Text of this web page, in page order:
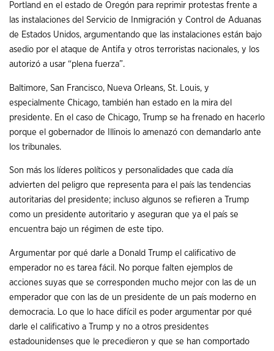
Portland en el estado de Oregón para reprimir protestas frente a
las instalaciones del Servicio de Inmigración y Control de Aduanas
de Estados Unidos, argumentando que las instalaciones están bajo
asedio por el ataque de Antifa y otros terroristas nacionales, y los
autorizó a usar “plena fuerza”.
Baltimore, San Francisco, Nueva Orleans, St. Louis, y
especialmente Chicago, también han estado en la mira del
presidente. En el caso de Chicago, Trump se ha frenado en hacerlo
porque el gobernador de Illinois lo amenazó con demandarlo ante
los tribunales.
Son más los líderes políticos y personalidades que cada día
advierten del peligro que representa para el país las tendencias
autoritarias del presidente; incluso algunos se refieren a Trump
como un presidente autoritario y aseguran que ya el país se
encuentra bajo un régimen de este tipo.
Argumentar por qué darle a Donald Trump el calificativo de
emperador no es tarea fácil. No porque falten ejemplos de
acciones suyas que se corresponden mucho mejor con las de un
emperador que con las de un presidente de un país moderno en
democracia. Lo que lo hace difícil es poder argumentar por qué
darle el calificativo a Trump y no a otros presidentes
estadounidenses que le precedieron y que se han comportado